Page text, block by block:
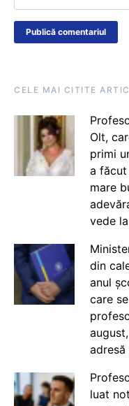
CELE MAI CITITE
Olt,
primi
a făcut
mare
vede
din
anul
care
luat